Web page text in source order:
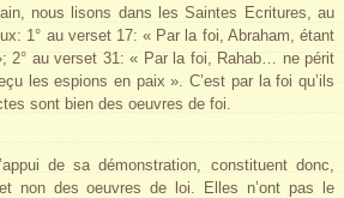
nous lisons dans les Saintes Ecritures, au
1° au verset 17: « Par la foi, Abraham, étant
au verset 31: « Par la foi, Rahab… ne périt
les espions en paix ». C’est par la foi qu’ils
sont bien des oeuvres de foi.
de sa démonstration, constituent donc,
non des oeuvres de loi. Elles n’ont pas le